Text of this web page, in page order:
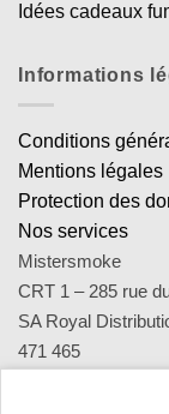
Idées cadeaux
Informations
Conditions
Mentions légales
Protection des
Nos services
Mistersmoke
CRT 1 – 285 rue
SA Royal
471 465